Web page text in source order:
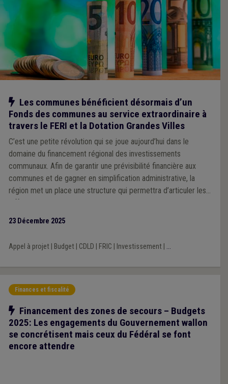
Notre action
Les communes bénéficient désormais d’un
Fonds des communes au service extraordinaire à
travers le FERI et la Dotation Grandes Villes
C’est une petite révolution qui se joue aujourd’hui dans le
domaine du financement régional des investissements
communaux. Afin de garantir une prévisibilité financière aux
communes et de gagner en simplification administrative, la
région met un place une structure qui permettra d’articuler les
années.
23 Décembre 2025
Appel à projet| Budget| CDLD FRIC Investissement| ...
Finances et fiscalité
Notre action
Financement des zones de secours – Budgets
2025: Les engagements du Gouvernement wallon
se concrétisent mais ceux du Fédéral se font
encore attendre